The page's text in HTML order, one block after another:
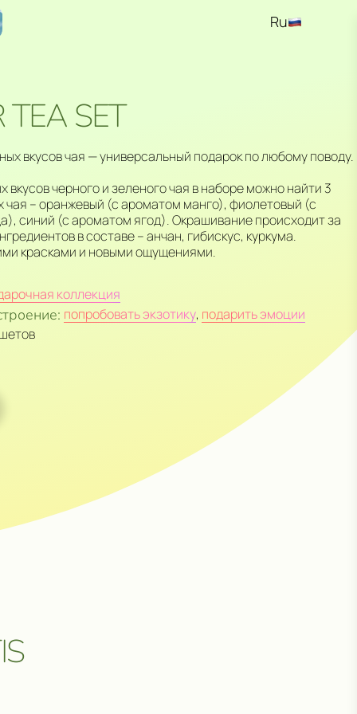
Ru
SET
вкусов чая — универсальный подарок по любому поводу.
вкусов черного и зеленого чая в наборе можно найти 3
чая – оранжевый (с ароматом манго), фиолетовый (с
синий (с ароматом ягод). Окрашивание происходит за
в составе – анчан, гибискус, куркума.
красками и новыми ощущениями.
коллекция
попробовать экзотику, подарить эмоции